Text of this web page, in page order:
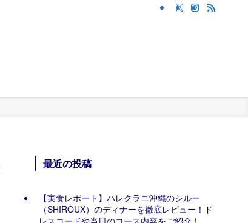
最近の投稿
【実食レポート】ハレクラニ沖縄のシルー
（SHIROUX）のディナーを徹底レビュー！ド
レスコードや当日のコース内容をご紹介！